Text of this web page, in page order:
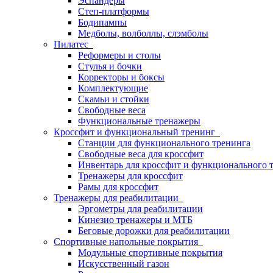
Степ-платформы
Бодипампы
Медболы, волболлы, слэмболы
Пилатес
Реформеры и столы
Стулья и бочки
Корректоры и боксы
Комплектующие
Скамьи и стойки
Свободные веса
Функциональные тренажеры
Кроссфит и функциональный тренинг
Станции для функционального тренинга
Свободные веса для кроссфит
Инвентарь для кроссфит и функционального
Тренажеры для кроссфит
Рамы для кроссфит
Тренажеры для реабилитации
Эргометры для реабилитации
Кинезио тренажеры и МТБ
Беговые дорожки для реабилитации
Спортивные напольные покрытия
Модульные спортивные покрытия
Искусственный газон